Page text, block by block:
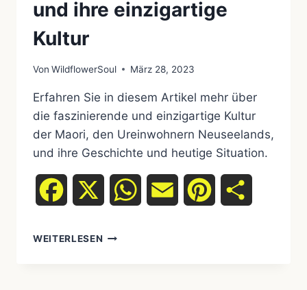
und ihre einzigartige
Kultur
Von WildflowerSoul März 28, 2023
Erfahren Sie in diesem Artikel mehr über
die faszinierende und einzigartige Kultur
der Maori, den Ureinwohnern Neuseelands,
und ihre Geschichte und heutige Situation.
Facebook WhatsAppEmail Pinterest
WEITERLESEN UREINWOHNER